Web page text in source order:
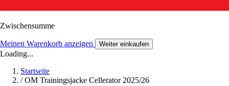
Zwischensumme
Meinen Warenkorb anzeigen Weiter einkaufen
Loading...
Startseite
/ OM Trainingsjacke Cellerator 2025/26